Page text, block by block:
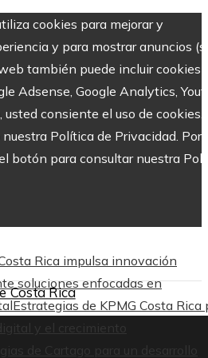
cookies para mejorar y
y para mostrar anuncios
también puede incluir cookies
Adsense, Google Analytics,
consiente el uso de cookies.
Política de Privacidad. Por
botón para consultar nuestra
Rica impulsa innovación
soluciones enfocadas en
Estrategias de KPMG Costa Rica
y el crecimiento
de Cartago para un desarrollo